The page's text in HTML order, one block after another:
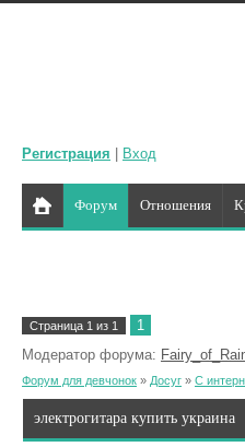
Регистрация Вход
Форум Отношения
Страница 1 из 1
1
Модератор форума:
Форум для девчонок » Досуг » С
электрогитара купить украина